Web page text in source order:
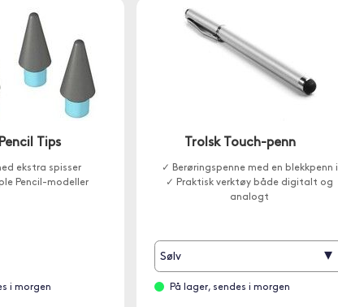
Tips
ekstra spisser
Pencil-modeller
i morgen
Trolsk Touch-penn
✓ Berøringspenne med en blekkpenn i
✓ Praktisk verktøy både digitalt og
analogt
Sølv ▾
På lager, sendes i morgen